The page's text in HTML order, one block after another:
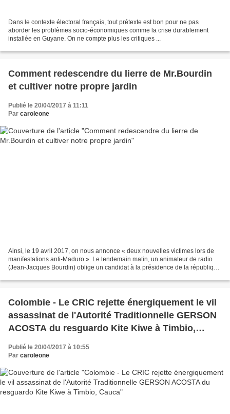
Dans le contexte électoral français, tout prétexte est bon pour ne pas
aborder les problèmes socio-économiques comme la crise durablement
installée en Guyane. On ne compte plus les critiques ...
Comment redescendre du lierre de Mr.Bourdin
et cultiver notre propre jardin
Publié le 20/04/2017 à 11:11
Par caroleone
Ainsi, le 19 avril 2017, on nous annonce « deux nouvelles victimes lors de
manifestations anti-Maduro ». Le lendemain matin, un animateur de radio
(Jean-Jacques Bourdin) oblige un candidat à la présidence de la république
Colombie - Le CRIC rejette énergiquement le vil
assassinat de l'Autorité Traditionnelle GERSON
ACOSTA du resguardo Kite Kiwe à Timbio,
Cauca
Publié le 20/04/2017 à 10:55
Par caroleone